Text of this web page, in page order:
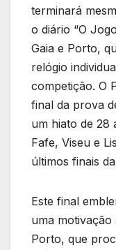
terminará
o diário “O
Gaia e Porto,
relógio
competição. O
final da prova
um hiato de 28
Fafe, Viseu e
últimos finais
Este final
uma motivação
Porto, que